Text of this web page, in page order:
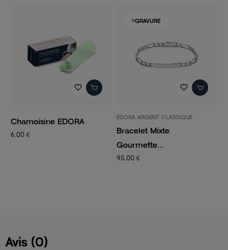
favorite_border
Chamoisine EDORA
6,00 €
GRAVURE
favorite_border
EDORA ARGENT CLASSIQUE
Bracelet Mixte
Gourmette...
95,00 €
Avis (0)